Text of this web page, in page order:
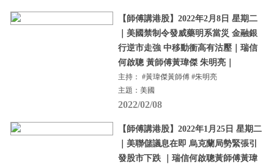
【師傅講港股】2022年2月8日 星期二
｜美國禁制令發威藥明系當災 金融銀
行逆市走強 中移動衝高有沽壓｜瑞信
何啟聰 黃師傅黃瑋傑 朱明亮｜
主持： #黃瑋傑黃師傅 #朱明亮
主題：美國
2022/02/08
【師傅講港股】2022年1月25日 星期二
｜美聯儲議息在即 烏克蘭局勢緊張引
發股市下跌 ｜瑞信何啟聰黃師傅黃瑋